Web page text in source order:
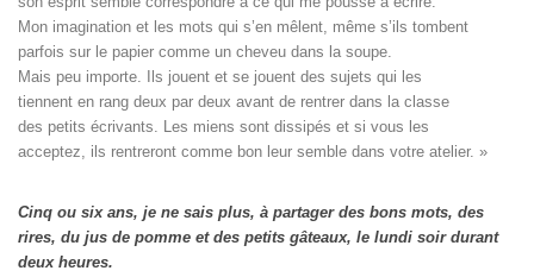
Mon imagination et les mots qui s’en mêlent, même s’ils tombent
parfois sur le papier comme un cheveu dans la soupe.
Mais peu importe. Ils jouent et se jouent des sujets qui les
tiennent en rang deux par deux avant de rentrer dans la classe
des petits écrivants. Les miens sont dissipés et si vous les
acceptez, ils rentreront comme bon leur semble dans votre atelier. »
Cinq ou six ans, je ne sais plus, à partager des bons mots, des
rires, du jus de pomme et des petits gâteaux, le lundi soir durant
deux heures.